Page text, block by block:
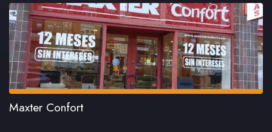
Maxter Confort